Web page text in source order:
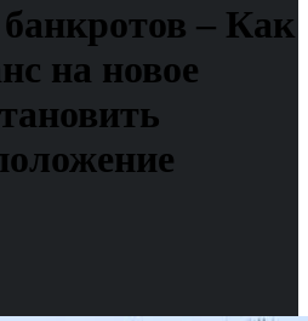
– Как
на новое